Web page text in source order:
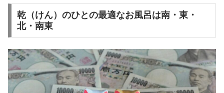
乾（けん）のひとの最適なお風呂は南・東・
北・南東